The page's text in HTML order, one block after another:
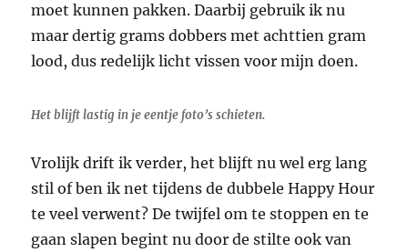
moet kunnen pakken. Daarbij gebruik ik nu
maar dertig grams dobbers met achttien gram
lood, dus redelijk licht vissen voor mijn doen.
Het blijft lastig in je eentje foto’s schieten.
Vrolijk drift ik verder, het blijft nu wel erg lang
stil of ben ik net tijdens de dubbele Happy Hour
te veel verwent? De twijfel om te stoppen en te
gaan slapen begint nu door de stilte ook van